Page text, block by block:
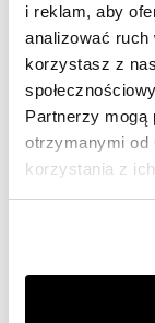
i reklam, aby
analizować
korzystasz z
Partnerzy mogą
otrzymanymi od
korzystania z ich
SALE
Sukienka z
69,99 zł
Cena regularna
Najniższa cena z 30
obniżką89,99 zł